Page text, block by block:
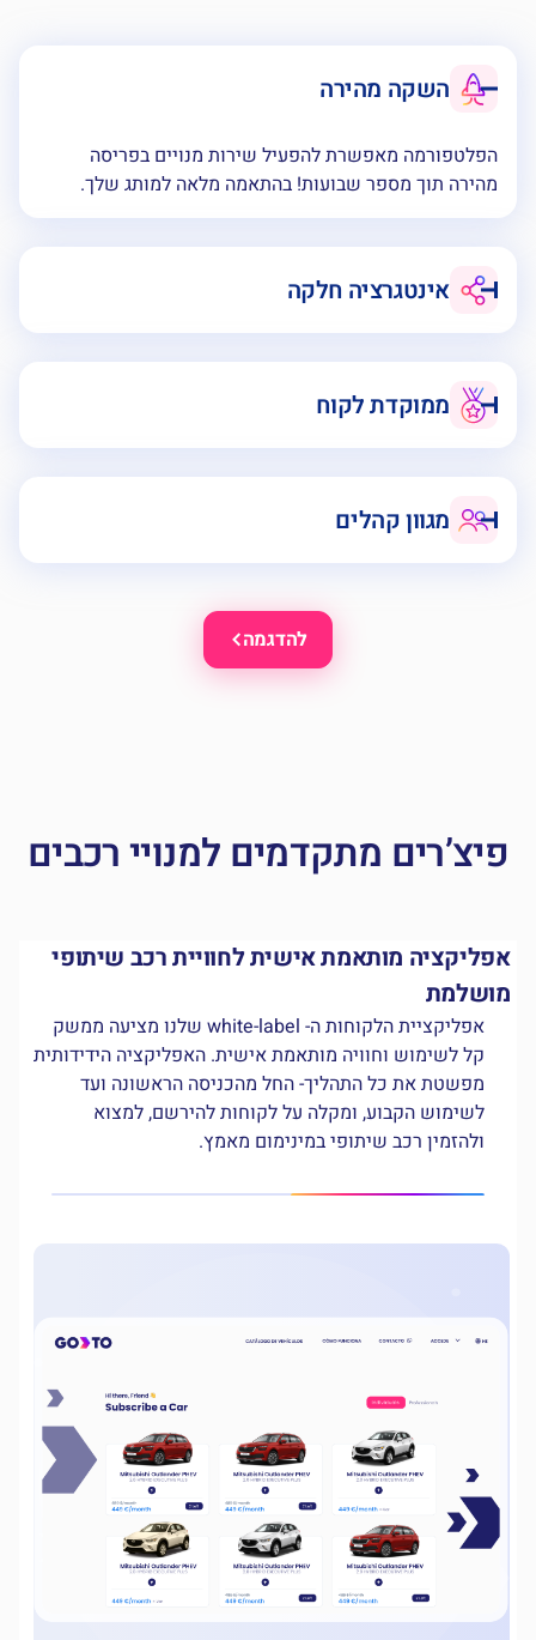
השקה מהירה
הפלטפורמה מאפשרת להפעיל שירות מנויים בפריסה
מהירה תוך מספר שבועות! בהתאמה מלאה למותג שלך.
אינטגרציה חלקה
ממוקדת לקוח
מגוון קהלים
להדגמה
מתקדמים למנויי רכבים
מותאמת אישית לחוויית רכב שיתופי
אפליקציית הלקוחות ה- white-label שלנו מציעה ממשק
קל לשימוש וחוויה מותאמת אישית. האפליקציה הידידותית
מפשטת את כל התהליך- החל מהכניסה הראשונה ועד
לשימוש הקבוע, ומקלה על לקוחות להירשם, למצוא
ולהזמין רכב שיתופי במינימום מאמץ.